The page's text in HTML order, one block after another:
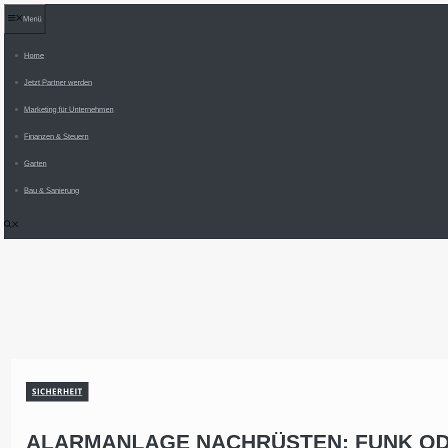
Inhalt
springen
Menü
Home
Jetzt Partner werden
Marketing für Unternehmen
Finanzen & Steuern
Garten
Bau & Sanierung
SICHERHEIT
ALARMANLAGE NACHRÜSTEN: FUNK